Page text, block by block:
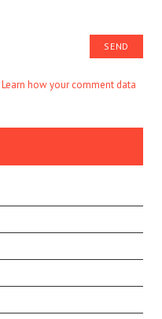
Learn how your comment data